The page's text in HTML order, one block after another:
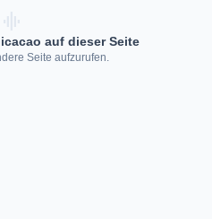
auf dieser Seite
Seite aufzurufen.